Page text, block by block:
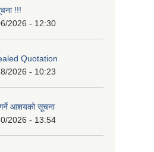
!!!
2026 - 12:30
Quotation
2026 - 10:23
आशयको सूचना
2026 - 13:54